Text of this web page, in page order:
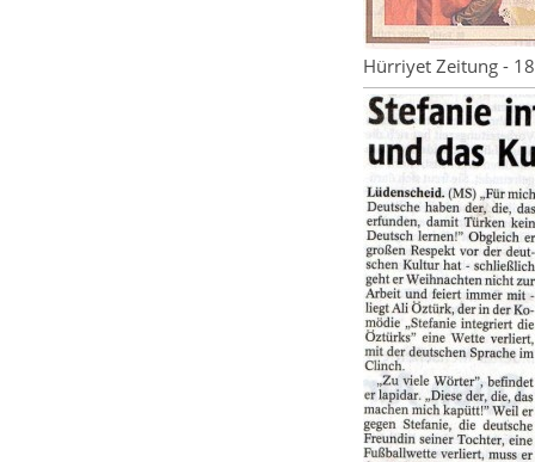
Hürriyet Zeitung -